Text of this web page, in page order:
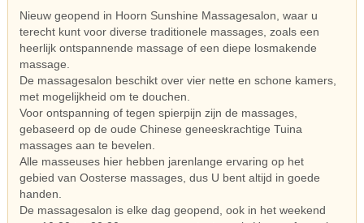
Nieuw geopend in Hoorn Sunshine Massagesalon, waar u
terecht kunt voor diverse traditionele massages, zoals een
heerlijk ontspannende massage of een diepe losmakende
massage.
De massagesalon beschikt over vier nette en schone kamers,
met mogelijkheid om te douchen.
Voor ontspanning of tegen spierpijn zijn de massages,
gebaseerd op de oude Chinese geneeskrachtige Tuina
massages aan te bevelen.
Alle masseuses hier hebben jarenlange ervaring op het
gebied van Oosterse massages, dus U bent altijd in goede
handen.
De massagesalon is elke dag geopend, ook in het weekend